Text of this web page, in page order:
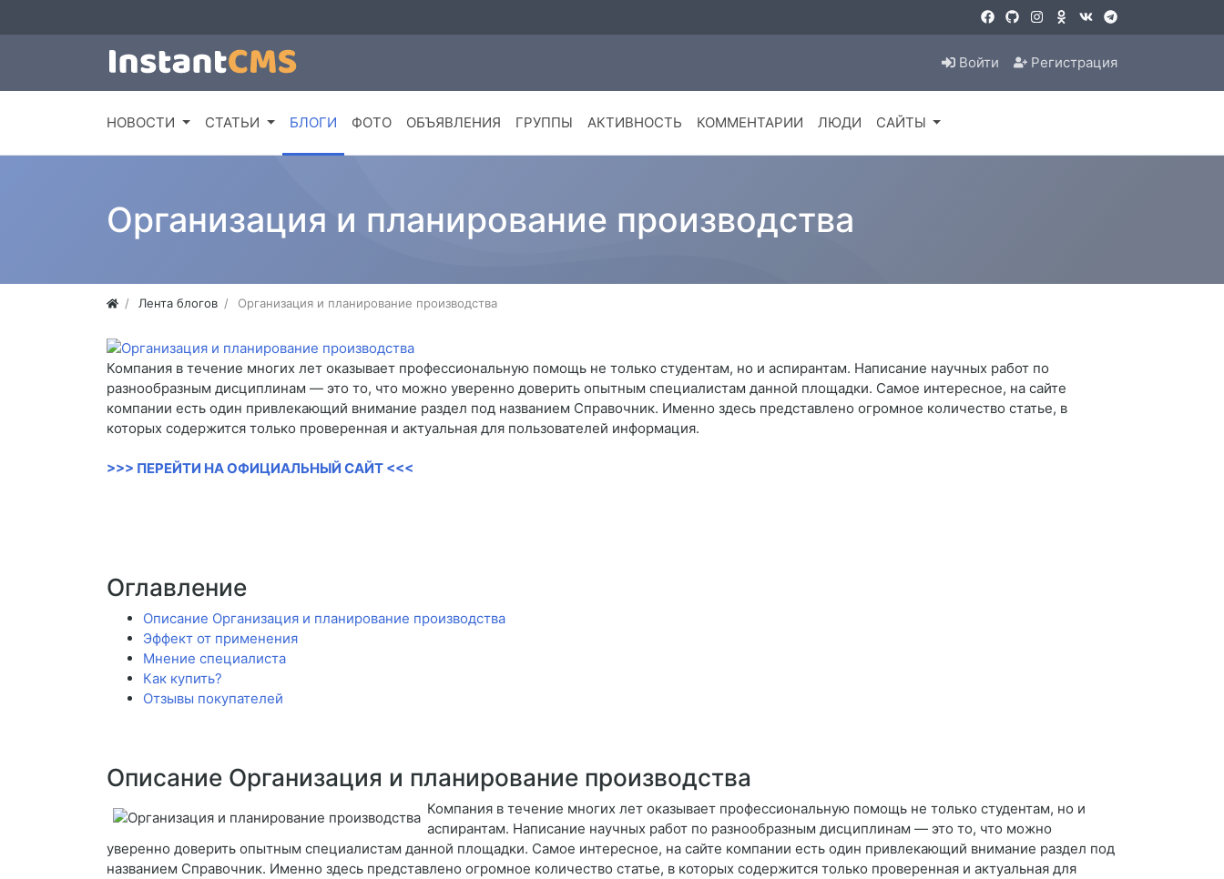
Войти Регистрация
НОВОСТИ СТАТЬИ БЛОГИ ФОТО ОБЪЯВЛЕНИЯ ГРУППЫ АКТИВНОСТЬ КОММЕНТАРИИ ЛЮДИ САЙТЫ
Организация и планирование производства
Лента блогов Организация и планирование производства
Компания в течение многих лет оказывает профессиональную помощь не только студентам, но и аспирантам. Написание научных работ по
разнообразным дисциплинам — это то, что можно уверенно доверить опытным специалистам данной площадки. Самое интересное, на сайте
компании есть один привлекающий внимание раздел под названием Справочник. Именно здесь представлено огромное количество статье, в
которых содержится только проверенная и актуальная для пользователей информация.
>>> ПЕРЕЙТИ НА ОФИЦИАЛЬНЫЙ САЙТ <<<
Оглавление
Описание Организация и планирование производства
Эффект от применения
Мнение специалиста
Как купить?
Отзывы покупателей
Описание Организация и планирование производства
Компания в течение многих лет оказывает профессиональную помощь не только студентам, но и
аспирантам. Написание научных работ по разнообразным дисциплинам — это то, что можно
уверенно доверить опытным специалистам данной площадки. Самое интересное, на сайте компании есть один привлекающий внимание раздел под
названием Справочник. Именно здесь представлено огромное количество статье, в которых содержится только проверенная и актуальная для